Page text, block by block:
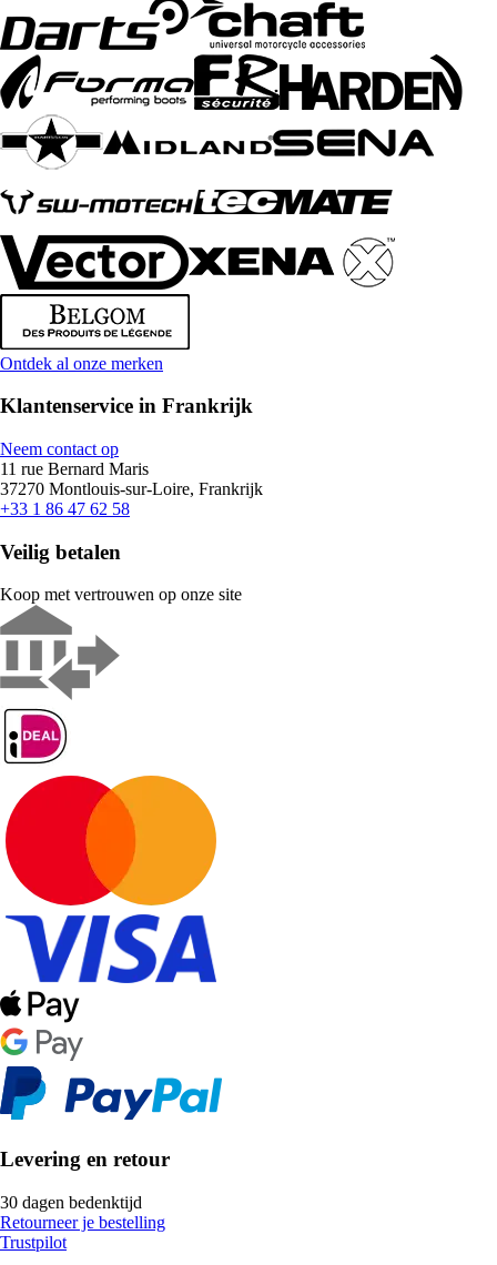
Ontdek al onze merken
Klantenservice in Frankrijk
Neem contact op
11 rue Bernard Maris
37270 Montlouis-sur-Loire, Frankrijk
+33 1 86 47 62 58
Veilig betalen
Koop met vertrouwen op onze site
Levering en retour
30 dagen bedenktijd
Retourneer je bestelling
Trustpilot